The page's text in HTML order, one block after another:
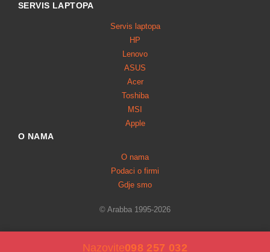
SERVIS LAPTOPA
Servis laptopa
HP
Lenovo
ASUS
Acer
Toshiba
MSI
Apple
O NAMA
O nama
Podaci o firmi
Gdje smo
© Arabba 1995-2026
Nazovite098 257 032